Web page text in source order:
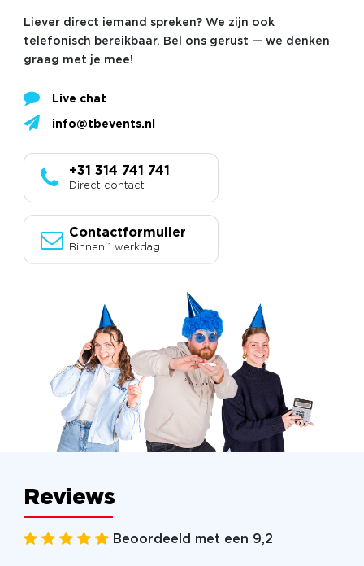
Liever direct iemand spreken? We zijn ook
telefonisch bereikbaar. Bel ons gerust — we denken
graag met je mee!
Live chat
info@tbevents.nl
+31 314 741 741
Direct contact
Contactformulier
Binnen 1 werkdag
Reviews
Beoordeeld met een 9,2